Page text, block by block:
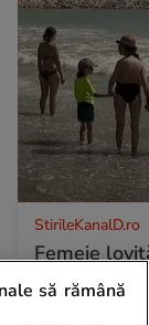
StirileKanalD.ro
Femeie
făcea plajă:
să rămână